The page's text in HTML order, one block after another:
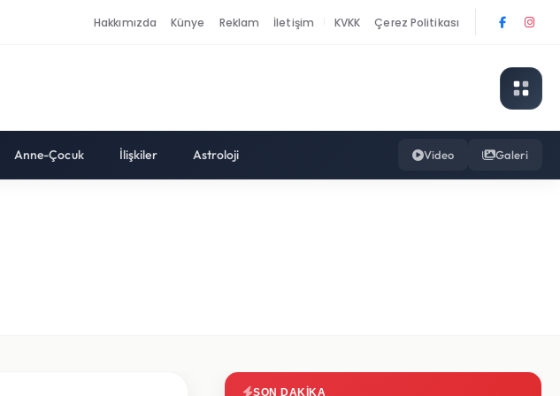
Hakkımızda Künye Reklam İletişim KVKK Çerez Politikası
Anne-Çocuk İlişkiler Astroloji Video Galeri
SON DAKIKA